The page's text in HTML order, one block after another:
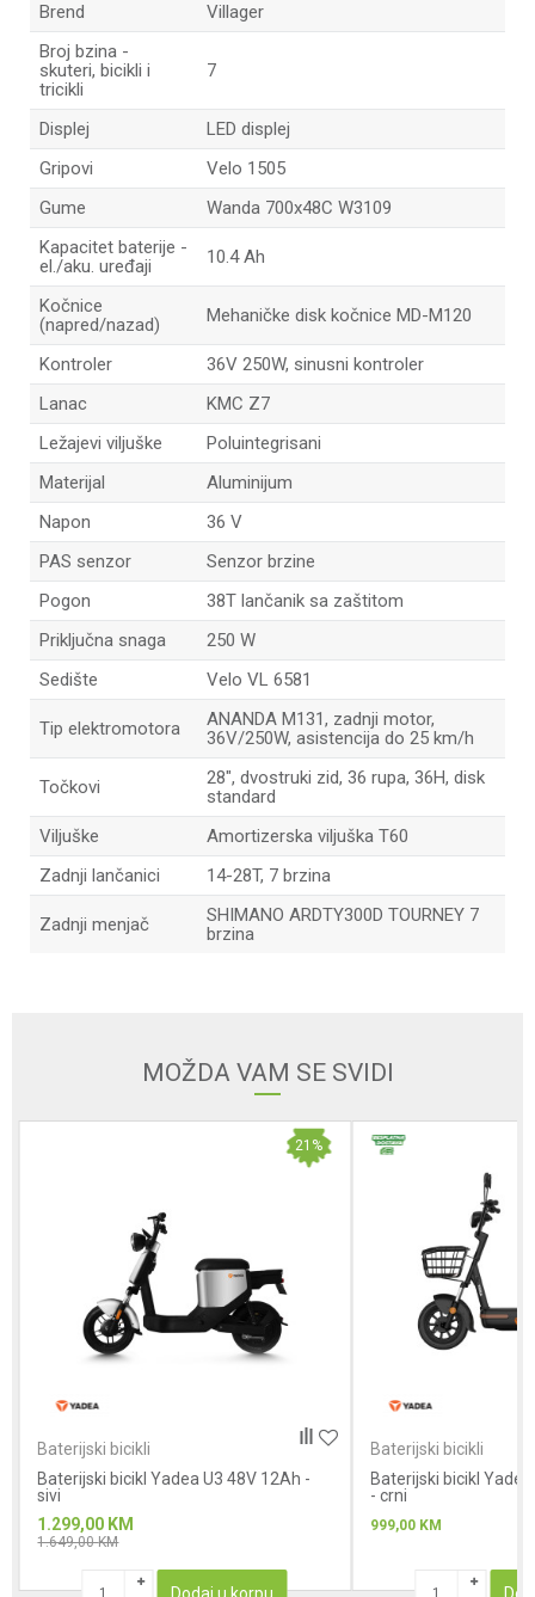
Brend
Villager
Broj bzina -
skuteri, bicikli i
tricikli
7
Displej
LED displej
Gripovi
Velo 1505
Gume
Wanda 700x48C W3109
Kapacitet baterije -
el./aku. uređaji
10.4 Ah
Kočnice
(napred/nazad)
Mehaničke disk kočnice MD-M120
Kontroler
36V 250W, sinusni kontroler
Lanac
KMC Z7
Ležajevi viljuške
Poluintegrisani
Materijal
Aluminijum
Napon
36 V
PAS senzor
Senzor brzine
Pogon
38T lančanik sa zaštitom
Priključna snaga
250 W
Sedište
Velo VL 6581
Tip elektromotora
ANANDA M131, zadnji motor,
36V/250W, asistencija do 25 km/h
Točkovi
28", dvostruki zid, 36 rupa, 36H, disk
standard
Viljuške
Amortizerska viljuška T60
Zadnji lančanici
14-28T, 7 brzina
Zadnji menjač
SHIMANO ARDTY300D TOURNEY 7
brzina
POŠALJI
MOŽDA VAM SE SVIDI
21 %
Baterijski bicikli
Baterijski bicikl Yadea U3 48V 12Ah -
sivi
1.299,00 KM
1.649,00KM
Baterijski bicikli
Baterijski bicikl
- crni
999,00 KM